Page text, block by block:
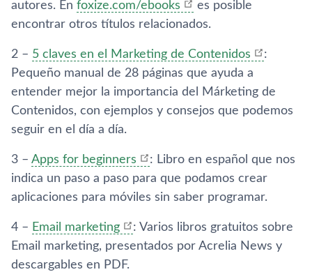
autores. En foxize.com/ebooks
es posible
encontrar otros tí­tulos relacionados.
2 – 5 claves en el Marketing de Contenidos
:
Pequeño manual de 28 páginas que ayuda a
entender mejor la importancia del Márketing de
Contenidos, con ejemplos y consejos que podemos
seguir en el dí­a a dí­a.
3 – Apps for beginners
: Libro en español que nos
indica un paso a paso para que podamos crear
aplicaciones para móviles sin saber programar.
4 – Email marketing
: Varios libros gratuitos sobre
Email marketing, presentados por Acrelia News y
descargables en PDF.